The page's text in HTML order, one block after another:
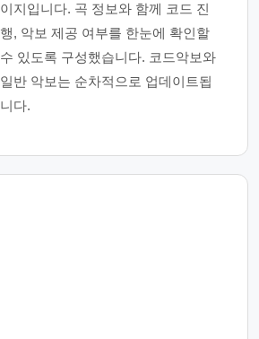
이지입니다. 곡 정보와 함께 코드 진
행, 악보 제공 여부를 한눈에 확인할
수 있도록 구성했습니다. 코드악보와
일반 악보는 순차적으로 업데이트됩
니다.